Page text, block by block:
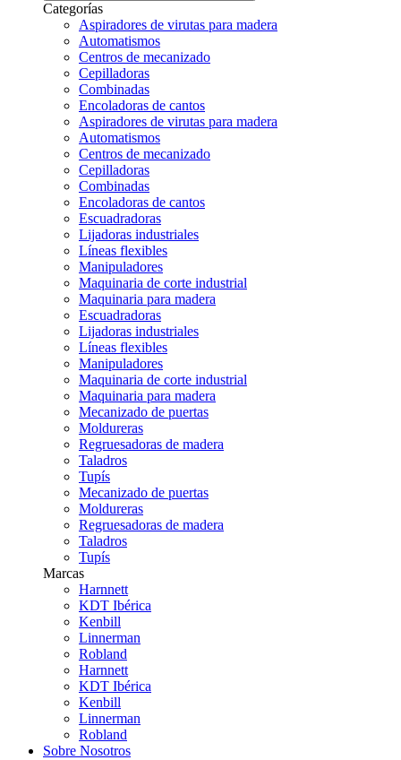
Categorías
Aspiradores de virutas para madera
Automatismos
Centros de mecanizado
Cepilladoras
Combinadas
Encoladoras de cantos
Aspiradores de virutas para madera
Automatismos
Centros de mecanizado
Cepilladoras
Combinadas
Encoladoras de cantos
Escuadradoras
Lijadoras industriales
Líneas flexibles
Manipuladores
Maquinaria de corte industrial
Maquinaria para madera
Escuadradoras
Lijadoras industriales
Líneas flexibles
Manipuladores
Maquinaria de corte industrial
Maquinaria para madera
Mecanizado de puertas
Moldureras
Regruesadoras de madera
Taladros
Tupís
Mecanizado de puertas
Moldureras
Regruesadoras de madera
Taladros
Tupís
Marcas
Harnnett
KDT Ibérica
Kenbill
Linnerman
Robland
Harnnett
KDT Ibérica
Kenbill
Linnerman
Robland
Sobre Nosotros